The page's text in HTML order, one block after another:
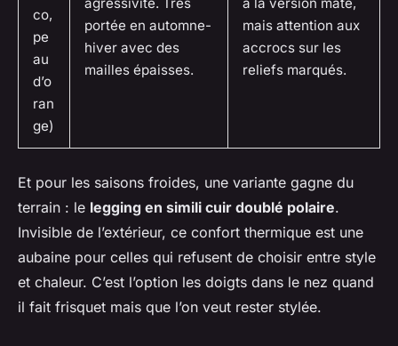
co,
pe
au
d’o
ran
ge)
agressivité. Très
portée en automne-
hiver avec des
mailles épaisses.
à la version mate,
mais attention aux
accrocs sur les
reliefs marqués.
Et pour les saisons froides, une variante gagne du
terrain : le legging en simili cuir doublé polaire.
Invisible de l’extérieur, ce confort thermique est une
aubaine pour celles qui refusent de choisir entre style
et chaleur. C’est l’option les doigts dans le nez quand
il fait frisquet mais que l’on veut rester stylée.